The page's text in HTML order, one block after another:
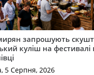
запрошують
куліш на фестивалі
5 Серпня, 2026